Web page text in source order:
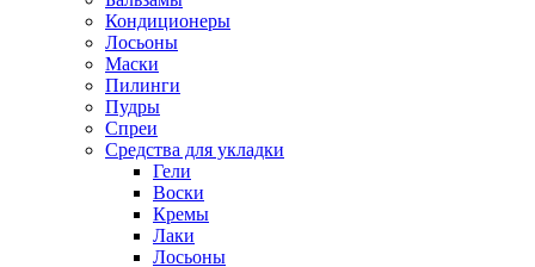
Кондиционеры
Лосьоны
Маски
Пилинги
Пудры
Спреи
Средства для укладки
Гели
Воски
Кремы
Лаки
Лосьоны